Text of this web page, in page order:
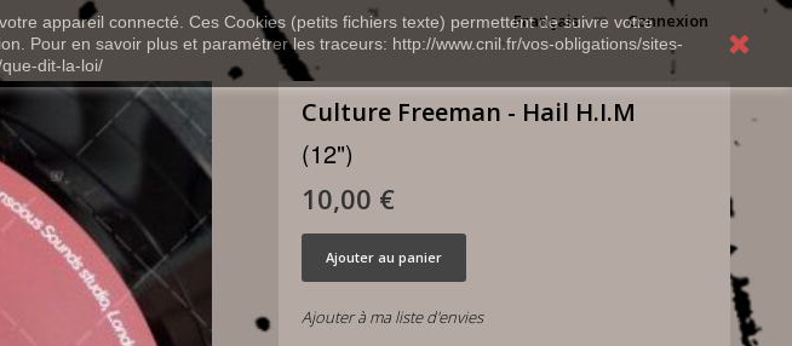
appareil connecté. Ces Cookies (petits fichiers texte) permettent de suivre votre
Pour en savoir plus et paramétrer les traceurs: http://www.cnil.fr/vos-obligations/sites-
dit-la-loi/
Connexion
Français
Culture Freeman - Hail H.I.M
(12")
10,00 €
Ajouter au panier
Ajouter à ma liste d'envies